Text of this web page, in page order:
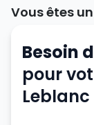
Vous êtes
Besoin
pour
Leblanc